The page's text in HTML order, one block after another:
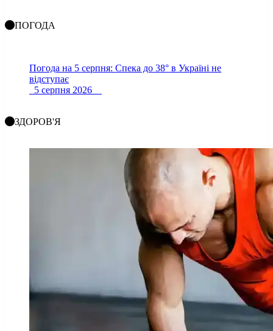
ПОГОДА
Погода на 5 серпня: Спека до 38° в Україні не
відступає
5 серпня 2026
ЗДОРОВ'Я